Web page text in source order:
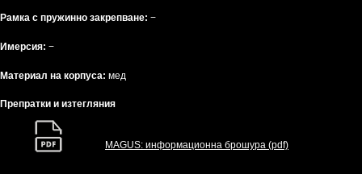
Рамка с пружинно закрепване: −
Имерсия: −
Материал на корпуса: мед
Препратки и изтегляния
MAGUS: информационна брошура (pdf)